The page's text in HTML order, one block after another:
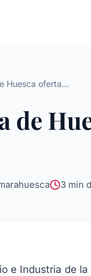
Huesca oferta...
de
3 min
e Industria de